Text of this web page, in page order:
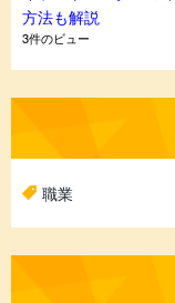
方法も解説
3件のビュー
職業